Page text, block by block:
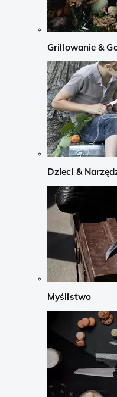
Grillowanie &
Dzieci &
Myślistwo